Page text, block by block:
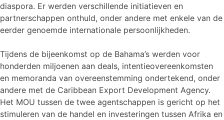
diaspora. Er werden verschillende initiatieven en
partnerschappen onthuld, onder andere met enkele van de
eerder genoemde internationale persoonlijkheden.
Tijdens de bijeenkomst op de Bahama’s werden voor
honderden miljoenen aan deals, intentieovereenkomsten
en memoranda van overeenstemming ondertekend, onder
andere met de Caribbean Export Development Agency.
Het MOU tussen de twee agentschappen is gericht op het
stimuleren van de handel en investeringen tussen Afrika en